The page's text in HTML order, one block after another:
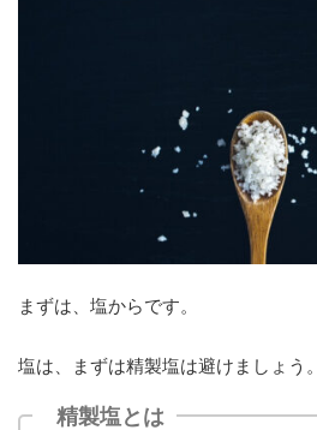
まずは、塩からです。
塩は、まずは精製塩は避けましょう。
精製塩とは